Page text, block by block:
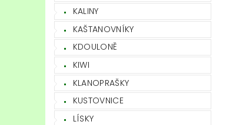
KALINY
KAŠTANOVNÍKY
KDOULONĚ
KIWI
KLANOPRAŠKY
KUSTOVNICE
LÍSKY